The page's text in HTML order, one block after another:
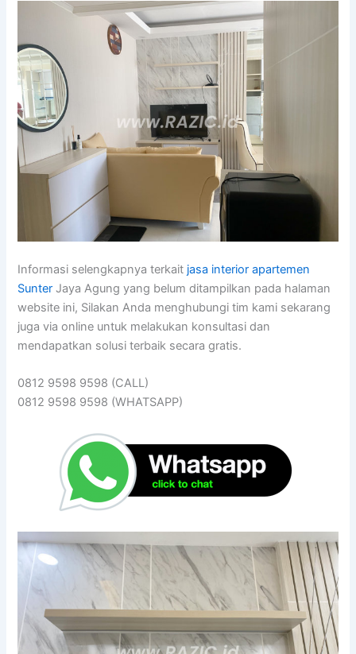
Informasi selengkapnya terkait jasa interior apartemen
Sunter Jaya Agung yang belum ditampilkan pada halaman
website ini, Silakan Anda menghubungi tim kami sekarang
juga via online untuk melakukan konsultasi dan
mendapatkan solusi terbaik secara gratis.
0812 9598 9598 (CALL)
0812 9598 9598 (WHATSAPP)